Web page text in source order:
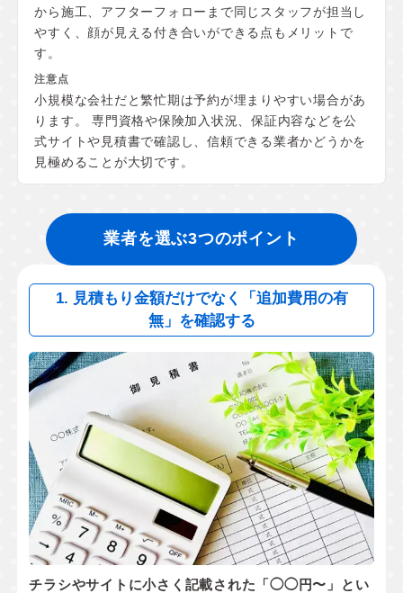
から施工、アフターフォローまで同じスタッフが担当し
やすく、顔が見える付き合いができる点もメリットで
す。
小規模な会社だと繁忙期は予約が埋まりやすい場合があ
ります。 専門資格や保険加入状況、保証内容などを公
式サイトや見積書で確認し、信頼できる業者かどうかを
見極めることが大切です。
業者を選ぶ3つのポイント
1. 見積もり金額だけでなく「追加費用の有
無」を確認する
チラシやサイトに小さく記載された「◯◯円〜」とい